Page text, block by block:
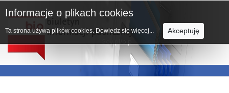
Informacje o plikach cookies
Ta strona używa plików cookies. Dowiedz się więcej... Akceptuję